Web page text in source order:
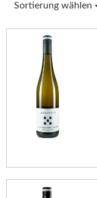
Sortierung wählen